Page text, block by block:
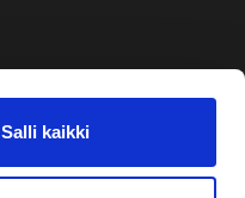
Salli kaikki